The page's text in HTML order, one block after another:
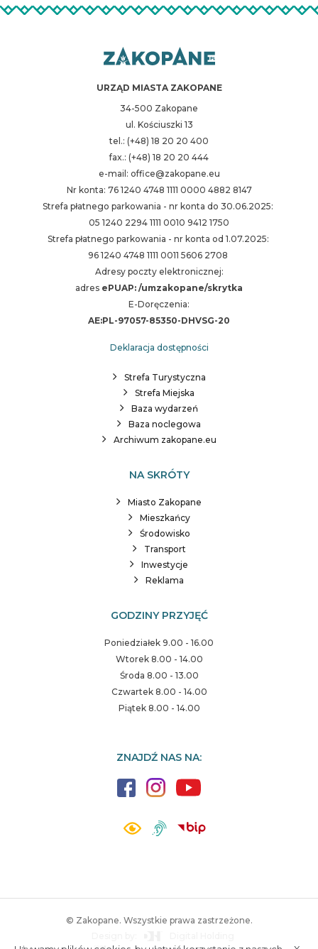
URZĄD MIASTA ZAKOPANE
34-500 Zakopane
ul. Kościuszki 13
tel.: (+48) 18 20 20 400
fax.: (+48) 18 20 20 444
e-mail: office@zakopane.eu
Nr konta: 76 1240 4748 1111 0000 4882 8147
Strefa płatnego parkowania - nr konta do 30.06.2025:
05 1240 2294 1111 0010 9412 1750
Strefa płatnego parkowania - nr konta od 1.07.2025:
96 1240 4748 1111 0011 5606 2708
Adresy poczty elektronicznej:
adres ePUAP: /umzakopane/skrytka
E-Doręczenia:
AE:PL-97057-85350-DHVSG-20
Deklaracja dostępności
Strefa Turystyczna
Strefa Miejska
Baza wydarzeń
Baza noclegowa
Archiwum zakopane.eu
NA SKRÓTY
Miasto Zakopane
Mieszkańcy
Środowisko
Transport
Inwestycje
Reklama
GODZINY PRZYJĘĆ
Poniedziałek 9.00 - 16.00
Wtorek 8.00 - 14.00
Środa 8.00 - 13.00
Czwartek 8.00 - 14.00
Piątek 8.00 - 14.00
ZNAJDŹ NAS NA:
© Zakopane. Wszystkie prawa zastrzeżone.